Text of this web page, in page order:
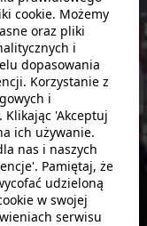
Godzina
cookie. Możemy
oraz pliki
i
dopasowania
Korzystanie z
i
'Akceptuj
ich używanie.
nas i naszych
Pamiętaj, że
udzieloną
w swojej
serwisu